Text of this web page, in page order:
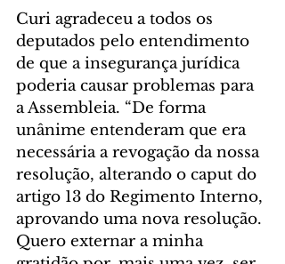
Curi agradeceu a todos os
deputados pelo entendimento
de que a insegurança jurídica
poderia causar problemas para
a Assembleia. “De forma
unânime entenderam que era
necessária a revogação da nossa
resolução, alterando o caput do
artigo 13 do Regimento Interno,
aprovando uma nova resolução.
Quero externar a minha